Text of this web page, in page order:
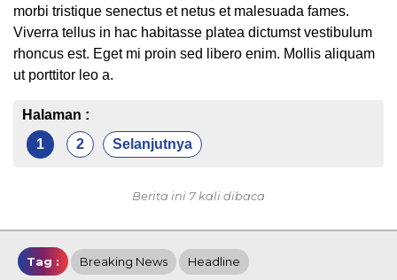
morbi tristique senectus et netus et malesuada fames.
Viverra tellus in hac habitasse platea dictumst vestibulum
rhoncus est. Eget mi proin sed libero enim. Mollis aliquam
ut porttitor leo a.
Halaman :
1
2 Selanjutnya
Berita ini 7 kali dibaca
Tag : Breaking News Headline